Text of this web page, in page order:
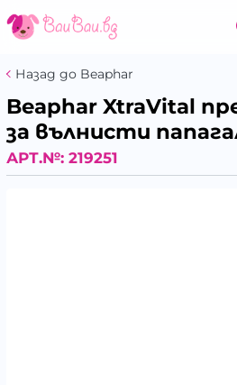
Назад до Beaphar
Beaphar XtraVital
за вълнисти
АРТ.№: 219251